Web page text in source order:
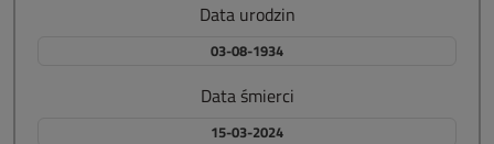
Data urodzin
03-08-1934
Data śmierci
15-03-2024